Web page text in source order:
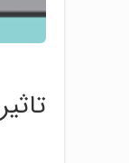
تاثیر SN بر کسب‌وکارها